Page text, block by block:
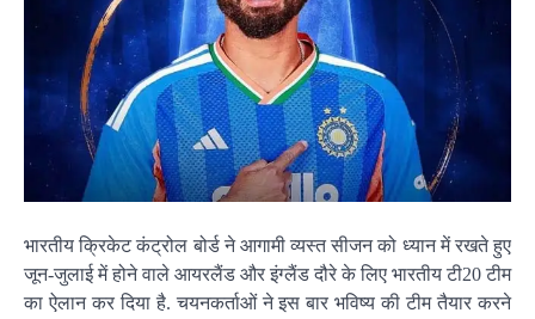
भारतीय क्रिकेट कंट्रोल बोर्ड ने आगामी व्यस्त सीजन को ध्यान में रखते हुए
जून-जुलाई में होने वाले आयरलैंड और इंग्लैंड दौरे के लिए भारतीय टी20 टीम
का ऐलान कर दिया है. चयनकर्ताओं ने इस बार भविष्य की टीम तैयार करने